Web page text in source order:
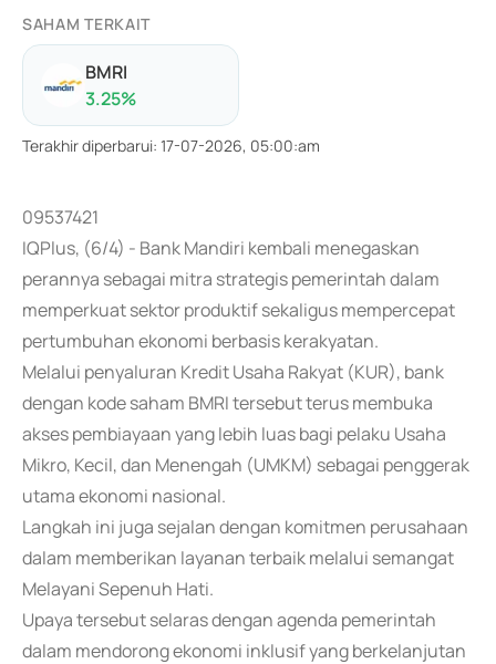
SAHAM TERKAIT
BMRI
3.25%
Terakhir diperbarui: 17-07-2026, 05:00:am
09537421
IQPlus, (6/4) - Bank Mandiri kembali menegaskan
perannya sebagai mitra strategis pemerintah dalam
memperkuat sektor produktif sekaligus mempercepat
pertumbuhan ekonomi berbasis kerakyatan.
Melalui penyaluran Kredit Usaha Rakyat (KUR), bank
dengan kode saham BMRI tersebut terus membuka
akses pembiayaan yang lebih luas bagi pelaku Usaha
Mikro, Kecil, dan Menengah (UMKM) sebagai penggerak
utama ekonomi nasional.
Langkah ini juga sejalan dengan komitmen perusahaan
dalam memberikan layanan terbaik melalui semangat
Melayani Sepenuh Hati.
Upaya tersebut selaras dengan agenda pemerintah
dalam mendorong ekonomi inklusif yang berkelanjutan